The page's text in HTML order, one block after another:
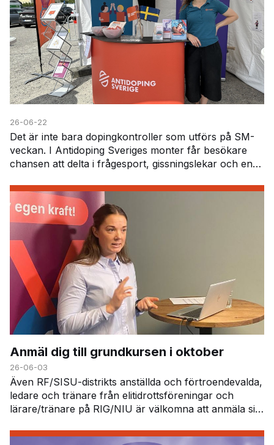
26-06-22
Det är inte bara dopingkontroller som utförs på SM-
veckan. I Antidoping Sveriges monter får besökare
chansen att delta i frågesport, gissningslekar och en
Anmäl dig till grundkursen i oktober
26-06-03
Även RF/SISU-distrikts anställda och förtroendevalda,
ledare och tränare från elitidrottsföreningar och
lärare/tränare på RIG/NIU är välkomna att anmäla sig.